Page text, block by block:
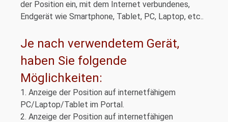
der Position ein, mit dem Internet verbundenes,
Endgerät wie Smartphone, Tablet, PC, Laptop, etc..
Je nach verwendetem Gerät,
haben Sie folgende
Möglichkeiten:
1. Anzeige der Position auf internetfähigem
PC/Laptop/Tablet im Portal.
2. Anzeige der Position auf internetfähigen